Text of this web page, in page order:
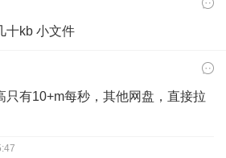
十kb 小文件
只有10+m每秒，其他网盘，直接拉